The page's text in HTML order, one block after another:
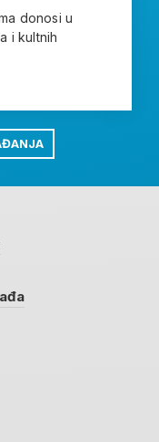
donosi u
i kultnih